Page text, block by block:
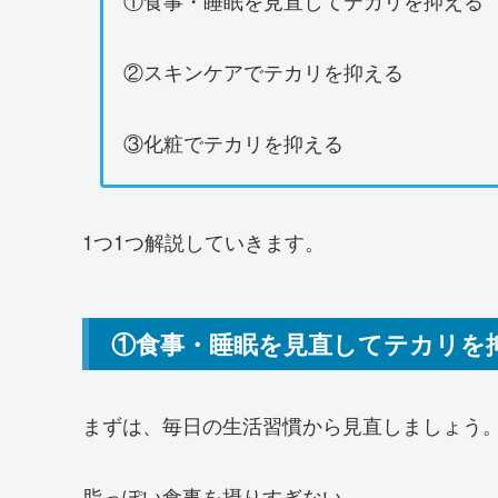
②スキンケアでテカリを抑える
③化粧でテカリを抑える
1つ1つ解説していきます。
①食事・睡眠を見直してテカリを
まずは、毎日の生活習慣から見直しましょう。